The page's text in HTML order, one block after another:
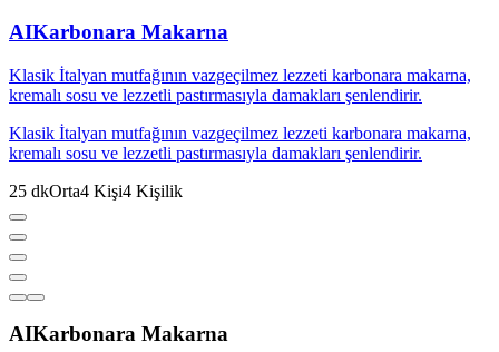
AIKarbonara Makarna
Klasik İtalyan mutfağının vazgeçilmez lezzeti karbonara makarna,
kremalı sosu ve lezzetli pastırmasıyla damakları şenlendirir.
Klasik İtalyan mutfağının vazgeçilmez lezzeti karbonara makarna,
kremalı sosu ve lezzetli pastırmasıyla damakları şenlendirir.
25 dkOrta4 Kişi4 Kişilik
AIKarbonara Makarna